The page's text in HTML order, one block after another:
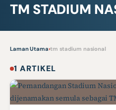
TM STADIUM
Laman Utama›tm stadium nasional
1 ARTIKEL